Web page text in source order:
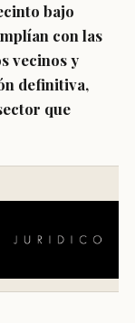
bajo
con las
vecinos y
definitiva,
que